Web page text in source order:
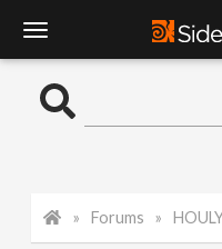
o
Forums HOULY Daily